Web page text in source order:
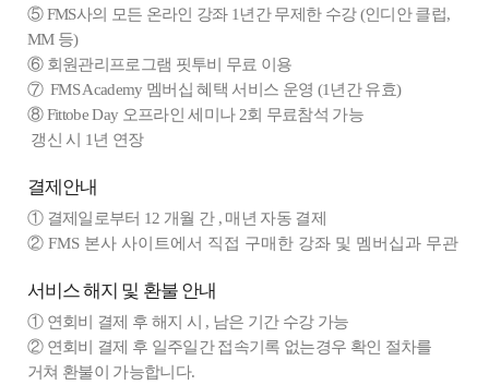
⑤ FMS사의 모든 온라인 강좌 1년간 무제한 수강 (인디안 클럽,
MM 등)
⑥ 회원관리프로그램 핏투비 무료 이용
⑦ FMS Academy 멤버십 혜택 서비스 운영 (1년간 유효)
⑧ Fittobe Day 오프라인 세미나 2회 무료참석 가능
갱신 시 1년 연장
결제안내
① 결제일로부터 12 개월 간 , 매년 자동 결제
② FMS 본사 사이트에서 직접 구매한 강좌 및 멤버십과 무관
서비스 해지 및 환불 안내
① 연회비 결제 후 해지 시 , 남은 기간 수강 가능
② 연회비 결제 후 일주일간 접속기록 없는경우 확인 절차를
거쳐 환불이 가능합니다.